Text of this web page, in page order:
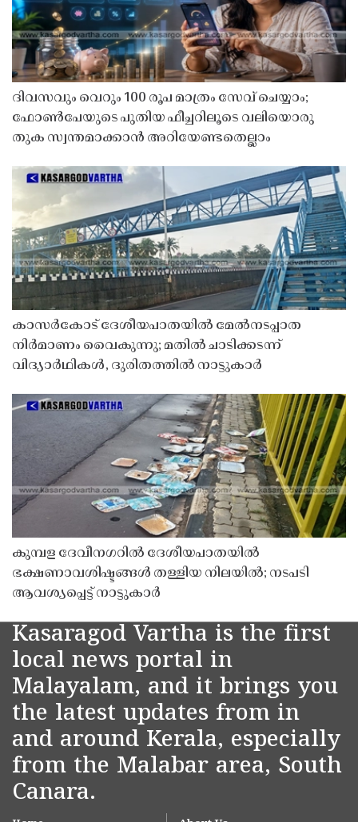
ദിവസവും വെറും 100 രൂപ മാത്രം സേവ് ചെയ്യാം;
ഫോൺപേയുടെ പുതിയ ഫീച്ചറിലൂടെ വലിയൊരു
തുക സ്വന്തമാക്കാൻ അറിയേണ്ടതെല്ലാം
കാസർകോട് ദേശീയപാതയിൽ മേൽനടപ്പാത
നിർമാണം വൈകുന്നു; മതിൽ ചാടിക്കടന്ന്
വിദ്യാർഥികൾ, ദുരിതത്തിൽ നാട്ടുകാർ
കുമ്പള ദേവീനഗറിൽ ദേശീയപാതയിൽ
ഭക്ഷണാവശിഷ്ടങ്ങൾ തള്ളിയ നിലയിൽ; നടപടി
ആവശ്യപ്പെട്ട് നാട്ടുകാർ
Kasaragod Vartha is the first
local news portal in
Malayalam, and it brings you
the latest updates from in
and around Kerala, especially
from the Malabar area, South
Canara.